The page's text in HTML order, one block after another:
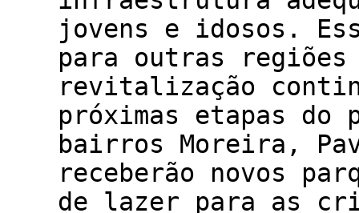
jovens e idosos.
para outras regiões
revitalização
próximas etapas do
bairros Moreira,
receberão novos
de lazer para as